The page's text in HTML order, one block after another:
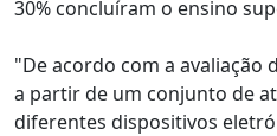
30% concluíram o ensino
"De acordo com a avaliação
a partir de um conjunto de
diferentes dispositivos